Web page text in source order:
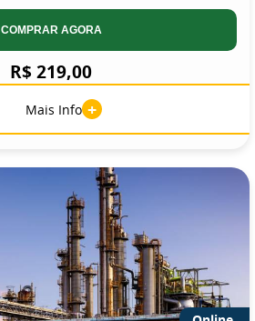
COMPRAR AGORA
R$ 219,00
Mais Info +